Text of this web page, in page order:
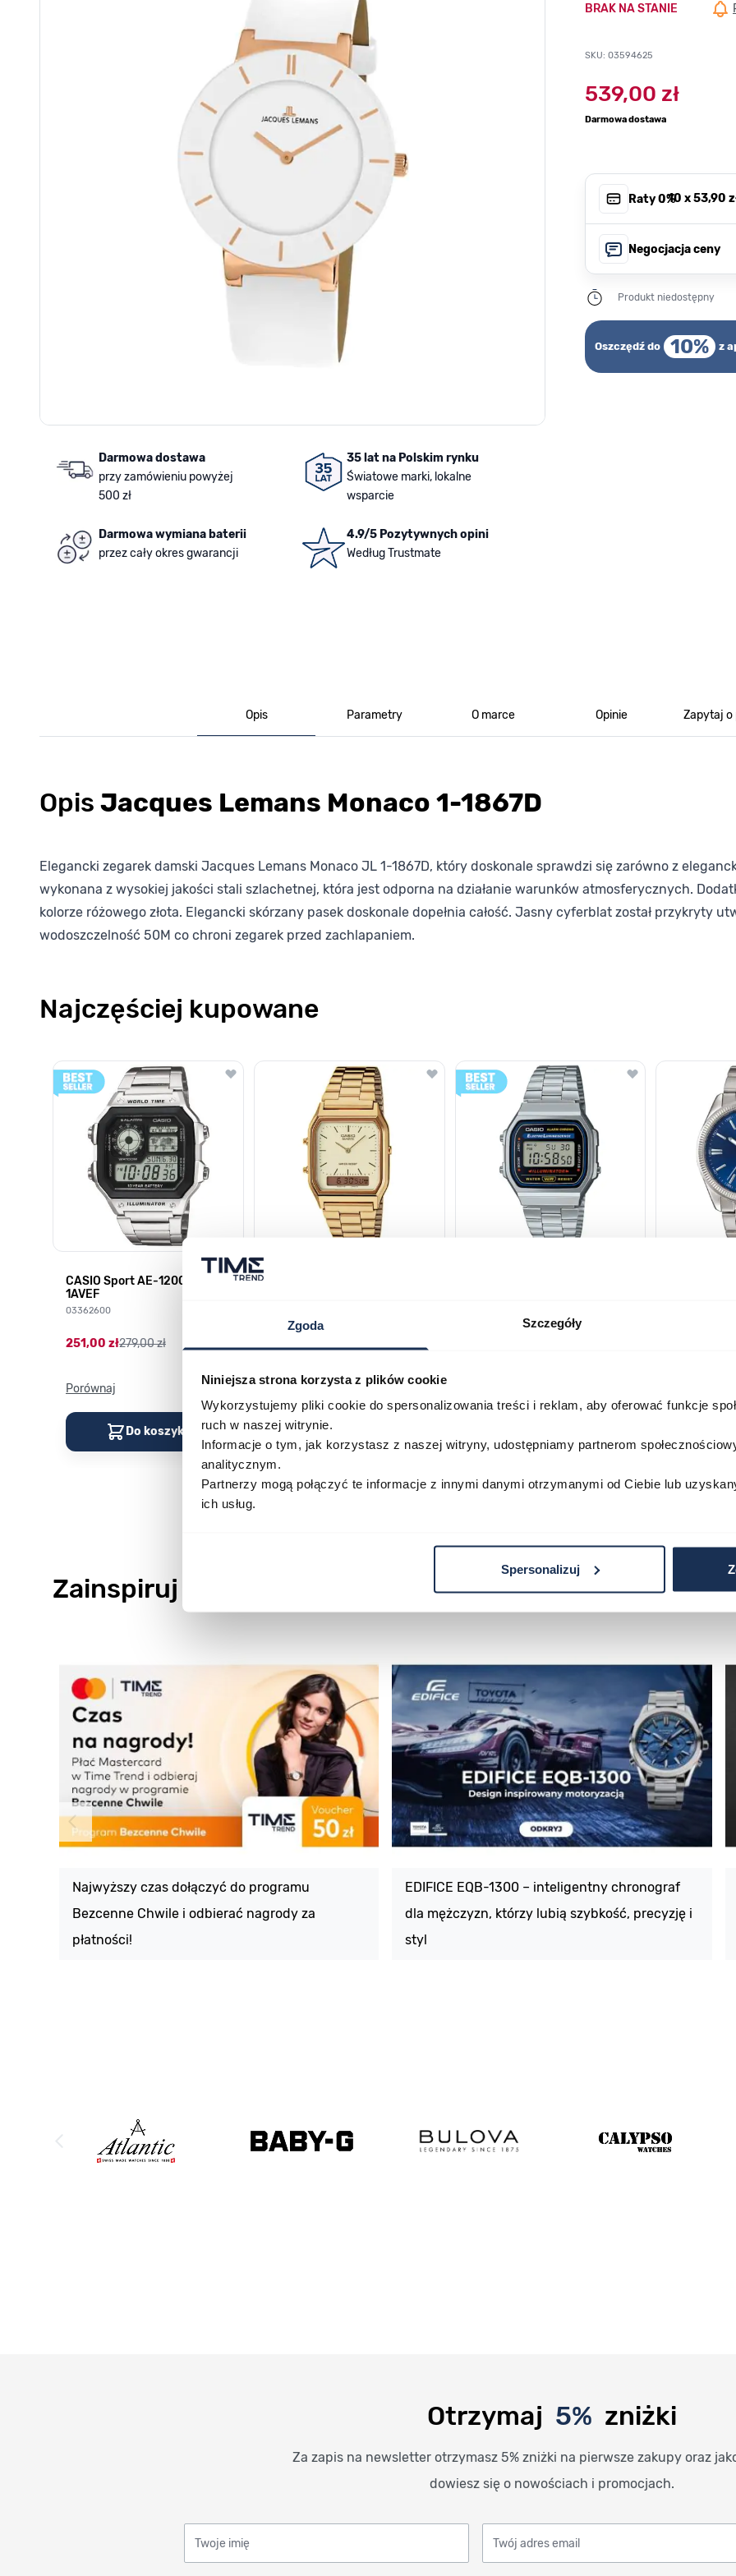
Zgoda Szczegóły
Niniejsza strona korzysta z plików cookie
Wykorzystujemy pliki cookie do spersonalizowania treści i reklam, aby oferować funkcje
ruch w naszej witrynie.
Informacje o tym, jak korzystasz z naszej witryny, udostępniamy partnerom
analitycznym.
Partnerzy mogą połączyć te informacje z innymi danymi otrzymanymi od Ciebie lub
ich usług.
Spersonalizuj
Darmowa dostawa
przy zamówieniu powyżej
500 zł
35 lat na Polskim rynku
Światowe marki, lokalne
wsparcie
Darmowa wymiana baterii
przez cały okres gwarancji
4.9/5 Pozytywnych opini
Według Trustmate
BRAK NA STANIE
SKU: 03594625
539,00 zł
Darmowa dostawa
Raty 0%, 10 x53,90
Negocjacja ceny
Produkt niedostępny
Oszczędź do 10% z
Opis Parametry O marce Opinie Zapytaj o
Opis Jacques Lemans Monaco 1-1867D
Elegancki zegarek damski Jacques Lemans Monaco JL 1-1867D, który doskonale sprawdzi się zarówno z
wykonana z wysokiej jakości stali szlachetnej, która jest odporna na działanie warunków atmosferycznych.
kolorze różowego złota. Elegancki skórzany pasek doskonale dopełnia całość. Jasny cyferblat został przykryty
wodoszczelność 50M co chroni zegarek przed zachlapaniem.
Najczęściej kupowane
Poruszanie się po elementach karuzeli jest możliwe za pomocą klawisza tabulacji. Możesz pominąć karuzelę lub przejść
Naciśnij, aby pominąć karuzelę
Naciśnij, aby przejść do nawigacji karuzeli
CASIO Sport AE-1200WHD-
1AVEF
03362600
251,00 zł279,00 zł
Porównaj
Do koszyka
Porównaj
Do koszyka
199,00 zł
Zainspiruj się
Najwyższy czas dołączyć do programu
Bezcenne Chwile i odbierać nagrody za
płatności!
EDIFICE EQB-1300 – inteligentny chronograf
dla mężczyzn, którzy lubią szybkość, precyzję i
styl
Otrzymaj 5% zniżki
Za zapis na newsletter otrzymasz 5% zniżki na pierwsze zakupy oraz
dowiesz się o nowościach i promocjach.